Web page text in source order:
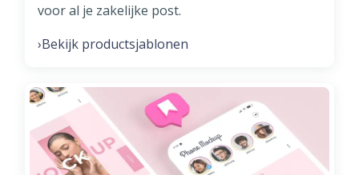
voor al je zakelijke post.
›Bekijk productsjablonen